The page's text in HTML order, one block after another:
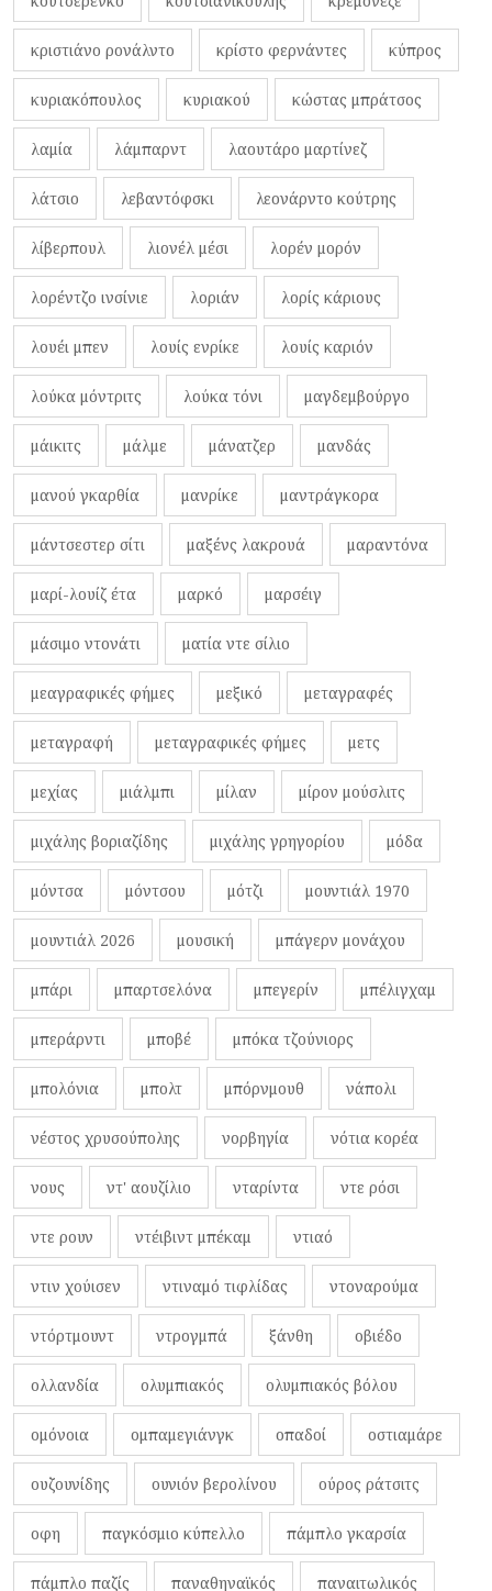
κριστιάνο ρονάλντο κρίστο φερνάντες κύπρος
κυριακόπουλος κυριακού κώστας μπράτσος
λαμία λάμπαρντ λαουτάρο μαρτίνεζ
λάτσιο λεβαντόφσκι λεονάρντο κούτρης
λίβερπουλ λιονέλ μέσι λορέν μορόν
λορέντζο ινσίνιε λοριάν λορίς κάριους
λουέι μπεν λουίς ενρίκε λουίς καριόν
λούκα μόντριτς λούκα τόνι μαγδεμβούργο
μάικιτς μάλμε μάνατζερ μανδάς
μανού γκαρθία μανρίκε μαντράγκορα
μάντσεστερ σίτι μαξένς λακρουά μαραντόνα
μαρί-λουίζ έτα μαρκό μαρσέιγ
μάσιμο ντονάτι ματία ντε σίλιο
μεαγραφικές φήμες μεξικό μεταγραφές
μεταγραφή μεταγραφικές φήμες μετς
μεχίας μιάλμπι μίλαν μίρον μούσλιτς
μιχάλης βοριαζίδης μιχάλης γρηγορίου μόδα
μόντσα μόντσου μότζι μουντιάλ 1970
μουντιάλ 2026 μουσική μπάγερν μονάχου
μπάρι μπαρτσελόνα μπεγερίν μπέλιγχαμ
μπεράρντι μποβέ μπόκα τζούνιορς
μπολόνια μπολτ μπόρνμουθ νάπολι
νέστος χρυσούπολης νορβηγία νότια κορέα
νους ντ' αουζίλιο νταρίντα ντε ρόσι
ντε ρουν ντέιβιντ μπέκαμ ντιαό
ντιν χούισεν ντιναμό τιφλίδας ντοναρούμα
ντόρτμουντ ντρογμπά ξάνθη οβιέδο
ολλανδία ολυμπιακός ολυμπιακός βόλου
ομόνοια ομπαμεγιάνγκ οπαδοί οστιαμάρε
ουζουνίδης ουνιόν βερολίνου ούρος ράτσιτς
οφη παγκόσμιο κύπελλο πάμπλο γκαρσία
πάμπλο παζίς παναθηναϊκός παναιτωλικός